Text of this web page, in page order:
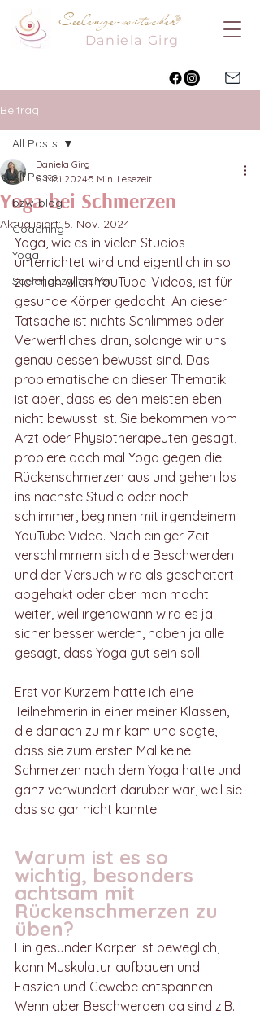
Seelengezwitscher
Daniela Girg
®
Beitrag
All Posts
bzw-blog
Coaching
Yoga
Seelengezwitscher
All Posts
Yoga bei Schmerzen
Daniela Girg
6. Mai 20245 Min. Lesezeit
Aktualisiert:5. Nov. 2024
Yoga, wie es in vielen Studios
unterrichtet wird und eigentlich in so
ziemlich allen YouTube-Videos, ist für
gesunde Körper gedacht. An dieser
Tatsache ist nichts Schlimmes oder
Verwerfliches dran, solange wir uns
genau dessen bewusst sind. Das
problematische an dieser Thematik
ist aber, dass es den meisten eben
nicht bewusst ist. Sie bekommen vom
Arzt oder Physiotherapeuten gesagt,
probiere doch mal Yoga gegen die
Rückenschmerzen aus und gehen los
ins nächste Studio oder noch
schlimmer, beginnen mit irgendeinem
YouTube Video. Nach einiger Zeit
verschlimmern sich die Beschwerden
und der Versuch wird als gescheitert
abgehakt oder aber man macht
weiter, weil irgendwann wird es ja
sicher besser werden, haben ja alle
gesagt, dass Yoga gut sein soll.
Erst vor Kurzem hatte ich eine
Teilnehmerin in einer meiner Klassen,
die danach zu mir kam und sagte,
dass sie zum ersten Mal keine
Schmerzen nach dem Yoga hatte und
ganz verwundert darüber war, weil sie
das so gar nicht kannte.
Warum ist es so
wichtig, besonders
achtsam mit
Rückenschmerzen zu
üben?
Ein gesunder Körper ist beweglich,
kann Muskulatur aufbauen und
Faszien und Gewebe entspannen.
Wenn aber Beschwerden da sind z.B.